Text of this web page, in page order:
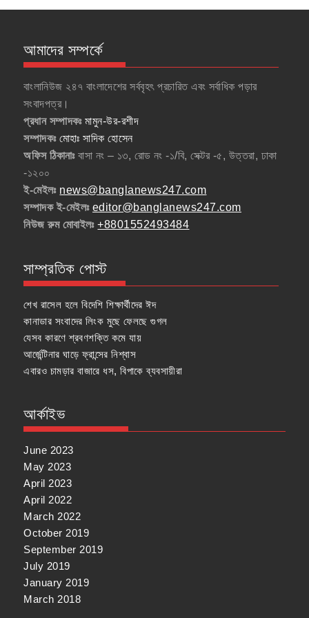
আমাদের সম্পর্কে
বাংলানিউজ ২৪৭ বাংলাদেশের সর্ববৃহৎ প্রচারিত এবং সর্বাধিক পড়ার
সংবাদপত্র।
প্রধান সম্পাদকঃমামুন-উর-রশীদ
সম্পাদকঃ মোহাঃ সাদিক হোসেন
অফিস ঠিকানাঃবাসা নং – ১৩, রোড নং -১/বি, সেক্টর -৫, উত্তরা, ঢাকা
-১২০০
ই-মেইলঃ news@banglanews247.com
সম্পাদক ই-মেইলঃ editor@banglanews247.com
নিউজ রুম মোবাইলঃ+8801552493484
সাম্প্রতিক পোস্ট
শেখ রাসেল হলে বিদেশি শিক্ষার্থীদের ঈদ
কানাডার সংবাদের লিংক মুছে ফেলছে গুগল
যেসব কারণে শ্রবণশক্তি কমে যায়
আর্জেন্টিনার ঘাড়ে ফ্রান্সের নিশ্বাস
এবারও চামড়ার বাজারে ধস, বিপাকে ব্যবসায়ীরা
আর্কাইভ
June 2023
May 2023
April 2023
April 2022
March 2022
October 2019
September 2019
July 2019
January 2019
March 2018